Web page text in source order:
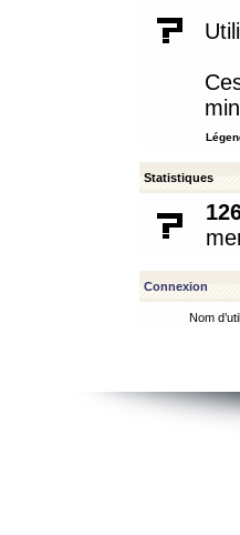
Statistiques
Connexion
Nom